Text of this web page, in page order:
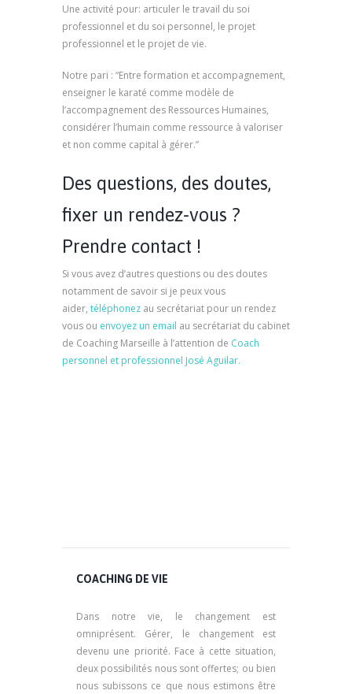
Une activité pour: articuler le travail du soi
professionnel et du soi personnel, le projet
professionnel et le projet de vie.
Notre pari : “Entre formation et accompagnement,
enseigner le karaté comme modèle de
l’accompagnement des Ressources Humaines,
considérer l’humain comme ressource à valoriser
et non comme capital à gérer.”
Des questions, des doutes,
fixer un rendez-vous ?
Prendre contact !
Si vous avez d’autres questions ou des doutes
notamment de savoir si je peux vous
aider, téléphonez au secrétariat pour un rendez
vous ou envoyez un email au secrétariat du cabinet
de Coaching Marseille à l’attention de Coach
personnel et professionnel José Aguilar.
COACHING DE VIE
Dans notre vie, le changement est
omniprésent. Gérer, le changement est
devenu une priorité. Face à cette situation,
deux possibilités nous sont offertes; ou bien
nous subissons ce que nous estimons être